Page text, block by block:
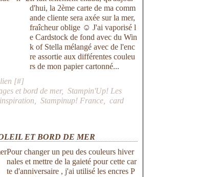
d'hui, la 2ème carte de ma comm
ande cliente sera axée sur la mer,
fraîcheur oblige ☺ J'ai vaporisé l
e Cardstock de fond avec du Win
k of Stella mélangé avec de l'enc
re assortie aux différentes couleu
rs de mon papier cartonné...
[#]
et bord de mer,Stampin'Up! Les
,Stampinup! France ,card
ET BORD DE MER
Pour changer un peu des couleurs hiver
nales et mettre de la gaieté pour cette car
te d'anniversaire , j'ai utilisé les encres P